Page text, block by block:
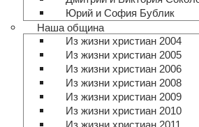
Юрий и София Бублик
Наша община
Из жизни христиан 2004
Из жизни христиан 2005
Из жизни христиан 2006
Из жизни христиан 2008
Из жизни христиан 2009
Из жизни христиан 2010
Из жизни христиан 2011